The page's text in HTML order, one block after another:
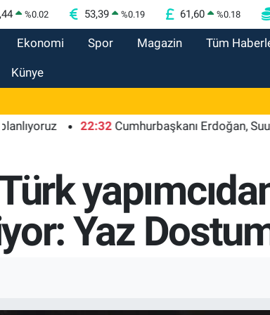
%0.02 53,39 %0.19 61,60 %0.18
Ekonomi Spor Magazin Tüm
Künye
22:32 Cumhurbaşkanı Erdoğan, Suudi
Yaz